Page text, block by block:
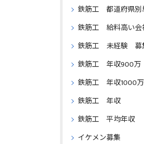
鉄筋工 都道府県別
鉄筋工 給料高い会
鉄筋工 未経験 募
鉄筋工 年収900万
鉄筋工 年収1000万
鉄筋工 年収
鉄筋工 平均年収
イケメン募集